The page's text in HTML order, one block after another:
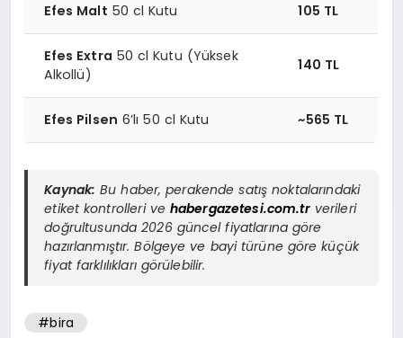
Efes Malt 50 cl Kutu 105 TL
Efes Extra 50 cl Kutu (Yüksek
Alkollü)
140 TL
Efes Pilsen 6’lı 50 cl Kutu ~565 TL
Kaynak: Bu haber, perakende satış noktalarındaki
etiket kontrolleri ve habergazetesi.com.tr verileri
doğrultusunda 2026 güncel fiyatlarına göre
hazırlanmıştır. Bölgeye ve bayi türüne göre küçük
fiyat farklılıkları görülebilir.
#bira